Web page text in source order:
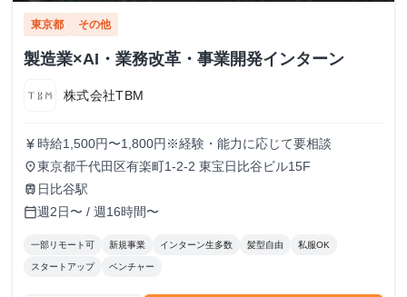
東京都 その他
製造業×AI・業務改革・事業開発インターン
株式会社TBM
currency_yen 時給1,500円〜1,800円※経験・能力に応じて要相談
place東京都千代田区有楽町1-2-2 東宝日比谷ビル15F
train 日比谷駅
calendar_today週2日〜 / 週16時間〜
一部リモート可 新規事業 インターン生多数 髪型自由 私服OK
スタートアップ ベンチャー